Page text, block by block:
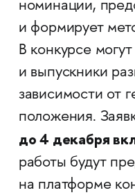
номинации,
и формирует
В конкурсе
и выпускники
зависимости от
положения.
до 4 декабря
работы будут
на платформе